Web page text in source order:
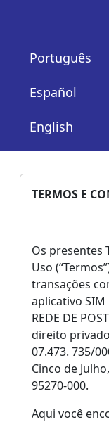
Português
Español
English
TERMOS E
Os presentes
Uso
transações
aplicativo
REDE DE
direito
07.473. 735/
Cinco de
95270-000.
Aqui você